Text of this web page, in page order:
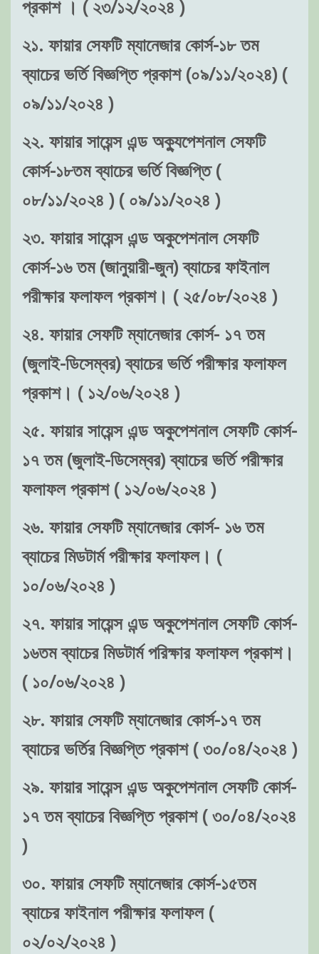
প্রকাশ । ( ২৩/১২/২০২৪ )
২১. ফায়ার সেফটি ম্যানেজার কোর্স-১৮ তম
ব্যাচের ভর্তি বিজ্ঞপ্তি প্রকাশ (০৯/১১/২০২৪) (
০৯/১১/২০২৪ )
২২. ফায়ার সায়েন্স এন্ড অক্যুপেশনাল সেফটি
কোর্স-১৮তম ব্যাচের ভর্তি বিজ্ঞপ্তি (
০৮/১১/২০২৪ ) ( ০৯/১১/২০২৪ )
২৩. ফায়ার সায়েন্স এন্ড অকুপেশনাল সেফটি
কোর্স-১৬ তম (জানুয়ারী-জুন) ব্যাচের ফাইনাল
পরীক্ষার ফলাফল প্রকাশ। ( ২৫/০৮/২০২৪ )
২৪. ফায়ার সেফটি ম্যানেজার কোর্স- ১৭ তম
(জুলাই-ডিসেম্বর) ব্যাচের ভর্তি পরীক্ষার ফলাফল
প্রকাশ। ( ১২/০৬/২০২৪ )
২৫. ফায়ার সায়েন্স এন্ড অকুপেশনাল সেফটি কোর্স-
১৭ তম (জুলাই-ডিসেম্বর) ব্যাচের ভর্তি পরীক্ষার
ফলাফল প্রকাশ ( ১২/০৬/২০২৪ )
২৬. ফায়ার সেফটি ম্যানেজার কোর্স- ১৬ তম
ব্যাচের মিডটার্ম পরীক্ষার ফলাফল। (
১০/০৬/২০২৪ )
২৭. ফায়ার সায়েন্স এন্ড অকুপেশনাল সেফটি কোর্স-
১৬তম ব্যাচের মিডটার্ম পরিক্ষার ফলাফল প্রকাশ।
( ১০/০৬/২০২৪ )
২৮. ফায়ার সেফটি ম্যানেজার কোর্স-১৭ তম
ব্যাচের ভর্তির বিজ্ঞপ্তি প্রকাশ ( ৩০/০৪/২০২৪ )
২৯. ফায়ার সায়েন্স এন্ড অকুপেশনাল সেফটি কোর্স-
১৭ তম ব্যাচের বিজ্ঞপ্তি প্রকাশ ( ৩০/০৪/২০২৪
)
৩০. ফায়ার সেফটি ম্যানেজার কোর্স-১৫তম
ব্যাচের ফাইনাল পরীক্ষার ফলাফল (
০২/০২/২০২৪ )